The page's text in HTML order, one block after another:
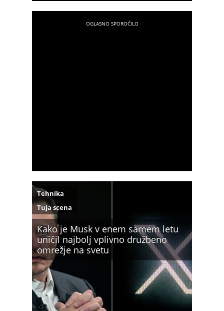
Kako je Musk v enem samem letu
uničil najbolj vplivno družbeno
omrežje na svetu
Tehnika
Tuja scena